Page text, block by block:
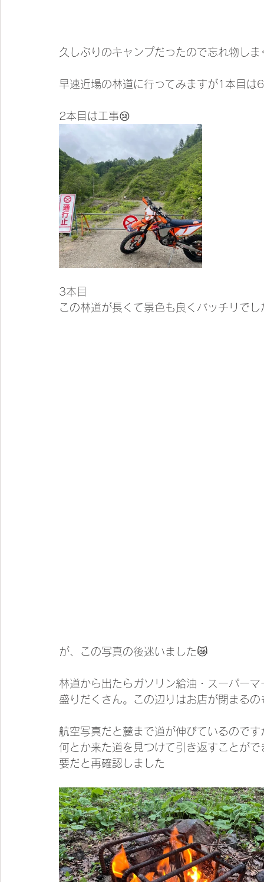
久しぶりのキャンプだったので忘れ物しま
早速近場の林道に行ってみますが1本目は
2本目は工事😢
3本目
この林道が長くて景色も良くバッチリでし
が、この写真の後迷いました😿
林道から出たらガソリン給油・スーパー
盛りだくさん。この辺りはお店が閉まる
航空写真だと麓まで道が伸びているので
何とか来た道を見つけて引き返すことが
要だと再確認しました